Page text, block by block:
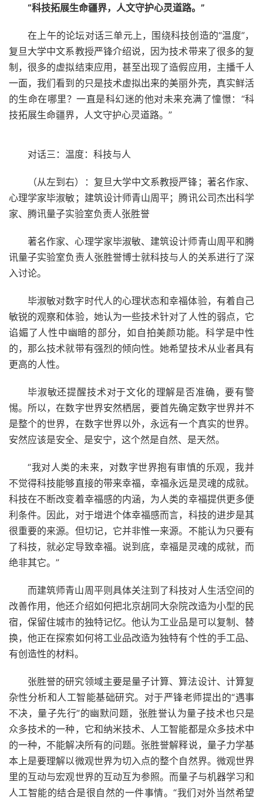
“科技拓展生命疆界，人文守护心灵道路。”
在上午的论坛对话三单元上，围绕科技创造的“温度”，
复旦大学中文系教授严锋介绍说，因为技术带来了很多的复
制，很多的虚拟结束应用，甚至出现了造假应用，主播千人
一面，我们看到的只是技术虚拟出来的美丽外壳，真实鲜活
的生命在哪里？一直是科幻迷的他对未来充满了憧憬：“科
技拓展生命疆界，人文守护心灵道路。”
对话三：温度：科技与人
（从左到右）：复旦大学中文系教授严锋；著名作家、
心理学家毕淑敏；建筑设计师青山周平；腾讯公司杰出科学
家、腾讯量子实验室负责人张胜誉
著名作家、心理学家毕淑敏、建筑设计师青山周平和腾
讯量子实验室负责人张胜誉博士就科技与人的关系进行了深
入讨论。
毕淑敏对数字时代人的心理状态和幸福体验，有着自己
敏锐的观察和体验，她认为一些技术针对了人性的弱点，它
谄媚了人性中幽暗的部分，如自拍美颜功能。科学是中性
的，那么技术就带有强烈的倾向性。她希望技术从业者具有
更高的人性。
毕淑敏还提醒技术对于文化的理解是否准确，要有警
惕。所以，在数字世界安然栖居，要首先确定数字世界并不
是整个的世界，在数字世界以外，永远有一个真实的世界。
安然应该是安全、是安宁，这个然是自然、是天然。
“我对人类的未来，对数字世界抱有审慎的乐观，我并
不觉得科技能够直接的带来幸福，幸福永远是灵魂的成就。
科技在不断改变着幸福感的内涵，为人类的幸福提供更多便
利条件。因此，对于增进个体幸福感而言，科技的进步是其
很重要的来源。但切记，它并非惟一来源。不能认为只要有
了科技，就必定导致幸福。说到底，幸福是灵魂的成就，而
绝非其它。”
而建筑师青山周平则具体关注到了科技对人生活空间的
改善作用，他还介绍如何把北京胡同大杂院改造为小型的民
宿，保留住城市的独特记忆。他认为工业品是可以复制、替
换，他正在探索如何将工业品改造为独特有个性的手工品、
有创造性的材料。
张胜誉的研究领域主要是量子计算、算法设计、计算复
杂性分析和人工智能基础研究。对于严锋老师提出的“遇事
不决，量子先行”的幽默问题，张胜誉认为量子技术也只是
众多技术的一种，它和纳米技术、人工智能都是众多技术中
的一种，不能解决所有的问题。张胜誉解释说，量子力学基
本上是要理解以微观世界为切入点的整个自然界。微观世界
里的互动与宏观世界的互动互为参照。而量子与机器学习和
人工智能的结合是很自然的一件事情。“我们对外当然希望